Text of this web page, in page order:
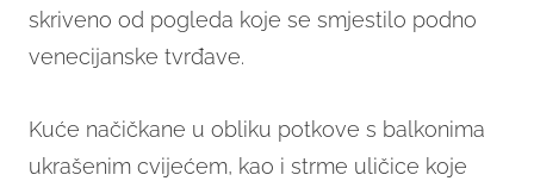
skriveno od pogleda koje se smjestilo podno
venecijanske tvrđave.
Kuće načičkane u obliku potkove s balkonima
ukrašenim cvijećem, kao i strme uličice koje